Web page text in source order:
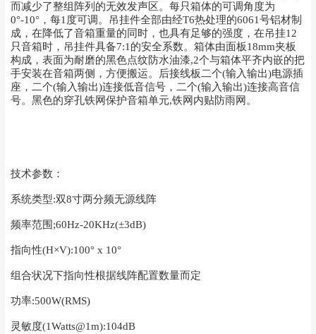
而减少了整组阵列的无效发声区。每只箱体的可调角度为
0°-10°，每1度可调。吊挂件全部由经T6热处理的6061号铝材制
成，在降低了音箱重量的同时，也具有足够的强度，在吊挂12
只音箱时，吊挂件具备7:1的安全系数。箱体由面板18mm夹板
构成，表面为耐磨的黑色点纹防水油漆,2个与箱体平齐内嵌的把
手安装在音箱两侧，方便搬运。后接线板二个(输入输出)电源插
座，二个(输入输出)连接低音信号，二个(输入输出)连接高音信
号。黑色的穿孔铁网保护音箱单元,铁网内贴防雨网。
技术参数：
系统类型:双8寸两分频无源线阵
频率范围;60Hz-20KHz(±3dB)
指向性(H×V):100° x 10°
组合状况下指向性根据线阵配置数量而定
功率:500W(RMS)
灵敏度(1Watts@1m):104dB